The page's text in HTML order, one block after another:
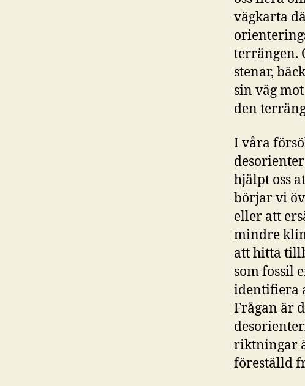
vägkarta
terrängen.
stenar,
sin väg
den
I våra
hjälpt oss
börjar vi
eller att
mindre
att hitta
som fossil
identifiera
Frågan är
riktningar
föreställd